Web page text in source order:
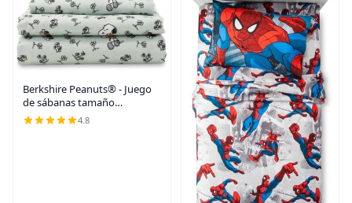
Berkshire Peanuts® - Juego
de sábanas tamaño
individual, 3 piezas, diseño de
4.8